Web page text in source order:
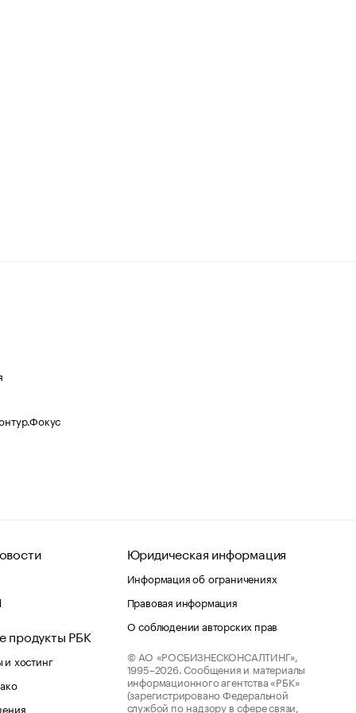
продукты РБК
хостинг
Юридическая информация
Информация об ограничениях
Правовая информация
О соблюдении авторских прав
© АО «РОСБИЗНЕСКОНСАЛТИНГ»,
1995–2026. Сообщения и материалы
информационного агентства «РБК»
(зарегистрировано Федеральной
службой по надзору в сфере связи,